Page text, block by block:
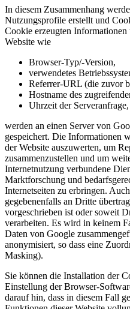
In diesem Zusammenhang
Nutzungsprofile erstellt und
Cookie erzeugten
Website wie
Browser-Typ/-Version,
verwendetes
Referrer-URL (die zuvor
Hostname des
Uhrzeit der Serveranfrage,
werden an einen Server von
gespeichert. Die Informationen
der Website auszuwerten, um
zusammenzustellen und um
Internetnutzung verbundene
Marktforschung und
Internetseiten zu erbringen.
gegebenenfalls an Dritte
vorgeschrieben ist oder soweit
verarbeiten. Es wird in keinem
Daten von Google
anonymisiert, so dass eine
Masking).
Sie können die Installation der
Einstellung der Browser-
darauf hin, dass in diesem Fall